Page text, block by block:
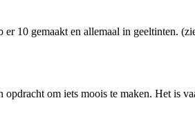
10 gemaakt en allemaal in geeltinten.
om iets moois te maken. Het is